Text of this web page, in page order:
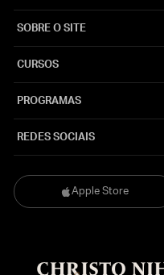
Apple Store
SOBRE O SITE
CURSOS
PROGRAMAS
REDES SOCIAIS